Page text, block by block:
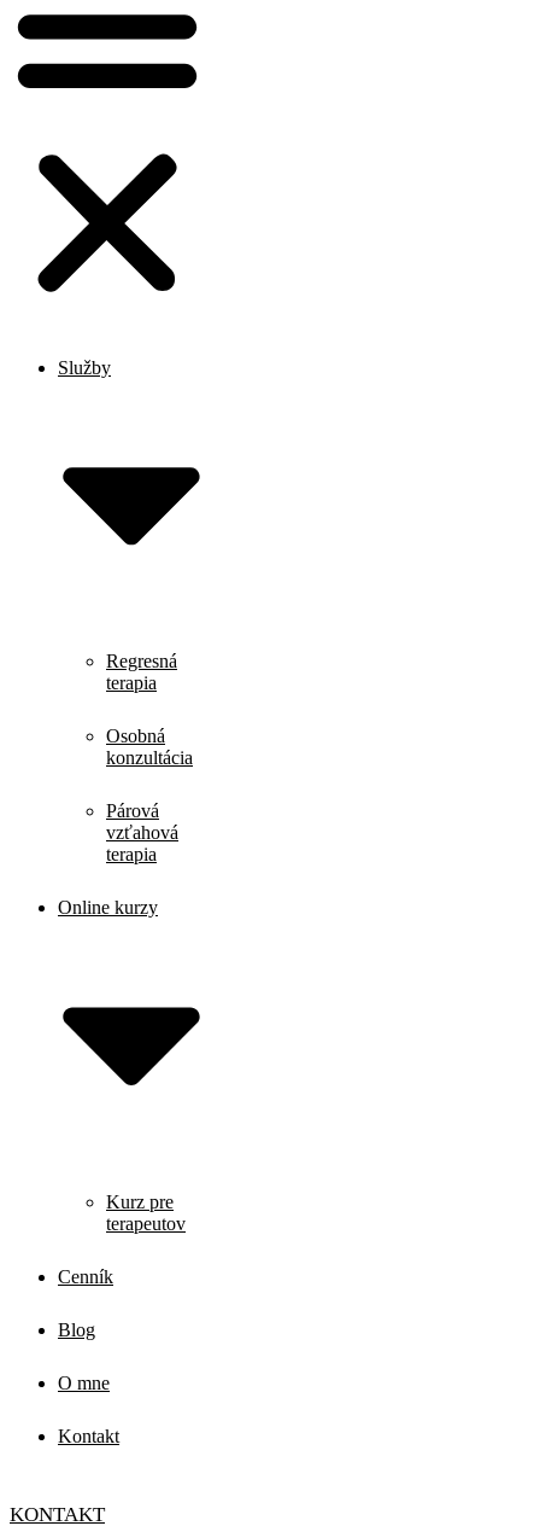
Služby
Regresná
terapia
Osobná
konzultácia
Párová
vzťahová
terapia
Online kurzy
Kurz pre
terapeutov
Cenník
Blog
O mne
Kontakt
KONTAKT